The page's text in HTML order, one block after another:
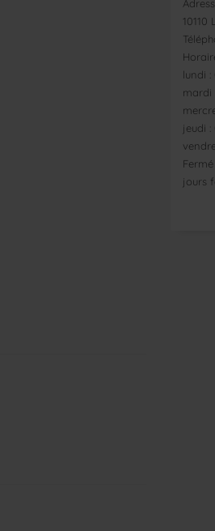
10110
lundi :
mardi
jeudi :
jours